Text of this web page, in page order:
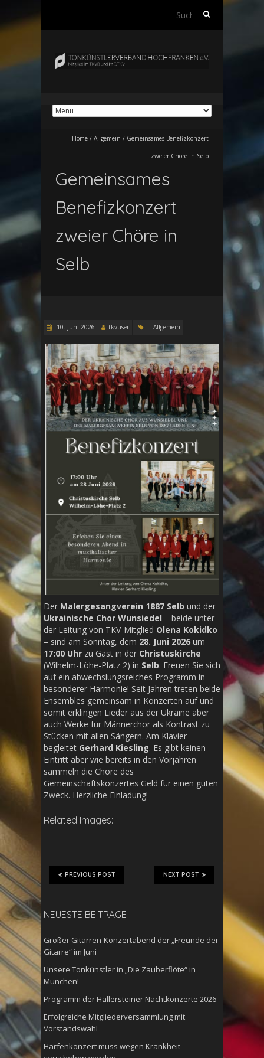
Suchen
Home / Allgemein / Gemeinsames Benefizkonzert
zweier Chöre in Selb
Gemeinsames
Benefizkonzert
zweier Chöre in
Selb
10. Juni 2026 tkvuser Allgemein
Der Malergesangverein 1887 Selb und der
Ukrainische Chor Wunsiedel – beide unter
der Leitung von TKV-Mitglied Olena Kokidko
– sind am Sonntag, dem 28. Juni 2026 um
17:00 Uhr zu Gast in der Christuskirche
(Wilhelm-Löhe-Platz 2) in Selb. Freuen Sie sich
auf ein abwechslungsreiches Programm in
besonderer Harmonie! Seit Jahren treten beide
Ensembles gemeinsam in Konzerten auf und
somit erklingen Lieder aus der Ukraine aber
auch Werke für Männerchor als Kontrast zu
Stücken mit allen Sängern. Am Klavier
begleitet Gerhard Kiesling. Es gibt keinen
Eintritt aber wie bereits in den Vorjahren
sammeln die Chöre des
Gemeinschaftskonzertes Geld für einen guten
Zweck. Herzliche Einladung!
Related Images:
NEXT POST
PREVIOUS POST
NEUESTE BEITRÄGE
Großer Gitarren-Konzertabend der „Freunde der
Gitarre“ im Juni
Unsere Tonkünstler in „Die Zauberflöte“ in
München!
Programm der Hallersteiner Nachtkonzerte 2026
Erfolgreiche Mitgliederversammlung mit
Vorstandswahl
Harfenkonzert muss wegen Krankheit